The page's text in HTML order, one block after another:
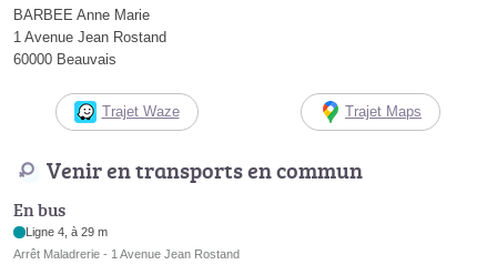
BARBEE Anne Marie
1 Avenue Jean Rostand
60000 Beauvais
Trajet Waze Trajet Maps
Venir en transports en commun
En bus
Ligne 4, à 29 m
Arrêt Maladrerie - 1 Avenue Jean Rostand